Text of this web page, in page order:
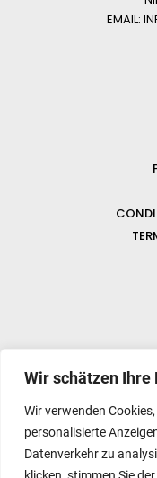
Wir schätzen
Wir verwenden
personalisierte
Datenverkehr zu
EMAIL: